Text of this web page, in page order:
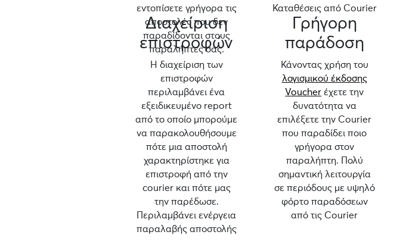
εντοπίσετε γρήγορα τις
αποστολές που δεν
παραδίδονται στους
παραλήπτες σας.
Καταθέσεις από Courier
Διαχείριση
επιστροφών
Η διαχείριση των
επιστροφών
περιλαμβάνει ένα
εξειδικευμένο report
από το οποίο μπορούμε
να παρακολουθήσουμε
πότε μια αποστολή
χαρακτηρίστηκε για
επιστροφή από την
courier και πότε μας
την παρέδωσε.
Περιλαμβάνει ενέργεια
παραλαβής αποστολής
Γρήγορη
παράδοση
Κάνοντας χρήση του
λογισμικού έκδοσης
Voucher έχετε την
δυνατότητα να
επιλέξετε την Courier
που παραδίδει ποιο
γρήγορα στον
παραλήπτη. Πολύ
σημαντική λειτουργία
σε περιόδους με υψηλό
φόρτο παραδόσεων
από τις Courier